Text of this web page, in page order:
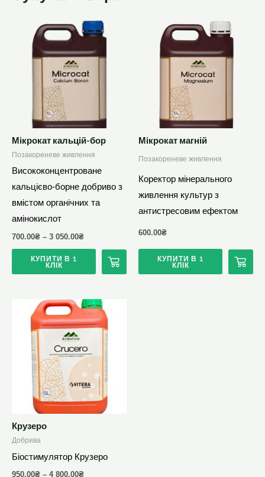
Мікрокат кальцій-бор
Позакореневе живлення
Висококонцентроване
кальцієво-борне добриво з
вмістом органічних та
амінокислот
700.00₴ – 3 050.00₴
КУПИТИ В 1
КЛІК
товар
Параметри
Мікрокат магній
Позакореневе живлення
Коректор мінерального
живлення культур з
антистресовим ефектом
600.00₴
КУПИТИ В 1
КЛІК
Крузеро
Добрива
Біостимулятор Крузеро
950.00₴ – 4 800.00₴
товар
кілька
варіантів.
Параметри
можна
на